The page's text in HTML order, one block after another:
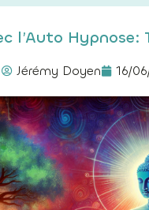
l’Auto Hypnose:
Jérémy Doyen 16/